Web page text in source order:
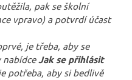
pak se školní
vpravo) a potvrdí účast
je třeba, aby se
nabídceJak se přihlásit
potřeba, aby si bedlivě